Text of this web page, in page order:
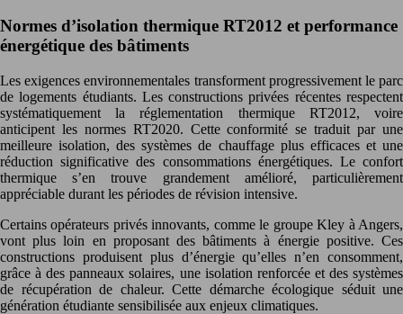
Normes d’isolation thermique RT2012 et performance
énergétique des bâtiments
Les exigences environnementales transforment progressivement le parc
de logements étudiants. Les constructions privées récentes respectent
systématiquement la réglementation thermique RT2012, voire
anticipent les normes RT2020. Cette conformité se traduit par une
meilleure isolation, des systèmes de chauffage plus efficaces et une
réduction significative des consommations énergétiques. Le confort
thermique s’en trouve grandement amélioré, particulièrement
appréciable durant les périodes de révision intensive.
Certains opérateurs privés innovants, comme le groupe Kley à Angers,
vont plus loin en proposant des bâtiments à énergie positive. Ces
constructions produisent plus d’énergie qu’elles n’en consomment,
grâce à des panneaux solaires, une isolation renforcée et des systèmes
de récupération de chaleur. Cette démarche écologique séduit une
génération étudiante sensibilisée aux enjeux climatiques.